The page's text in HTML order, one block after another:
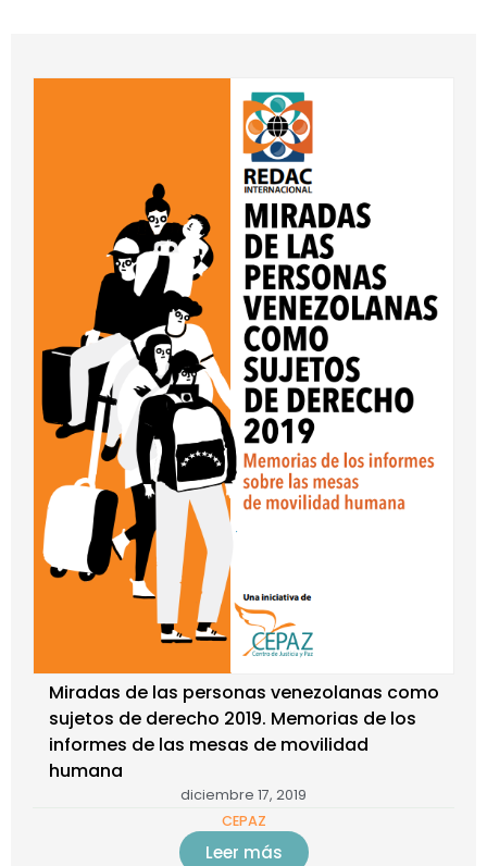
Miradas de las personas venezolanas como
sujetos de derecho 2019. Memorias de los
informes de las mesas de movilidad
humana
diciembre 17, 2019
CEPAZ
Leer más